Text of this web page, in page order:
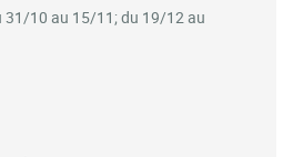
10 au 15/11; du 19/12 au